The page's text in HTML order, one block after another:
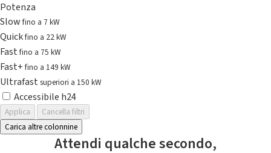
Potenza
Slowfino a 7 kW
Quickfino a 22 kW
Fastfino a 75 kW
Fast+fino a 149 kW
Ultrafast superiori a 150 kW
Accessibile h24
Applica
Cancella filtri
Carica altre colonnine
Attendi qualche secondo,